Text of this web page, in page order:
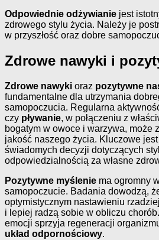
Odpowiednie odżywianie jest
zdrowego stylu życia. Należy je
w przyszłość oraz dobre
Zdrowe nawyki i
Zdrowe nawyki oraz pozytywne
fundamentalne dla utrzymania
samopoczucia. Regularna
czy pływanie, w połączeniu z
bogatym w owoce i warzywa, może
jakość naszego życia. Kluczowe
świadomych decyzji dotyczących
odpowiedzialnością za własne
Pozytywne myślenie ma ogromny
samopoczucie. Badania dowodzą,
optymistycznym nastawieniu
i lepiej radzą sobie w obliczu
emocji sprzyja regeneracji
układ odpornościowy.